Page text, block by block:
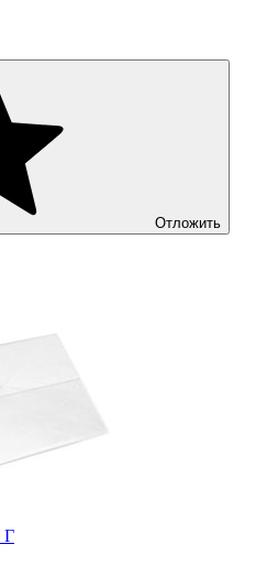
Отложить
Г